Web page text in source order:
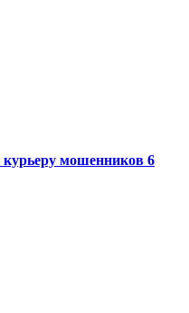
курьеру мошенников 6